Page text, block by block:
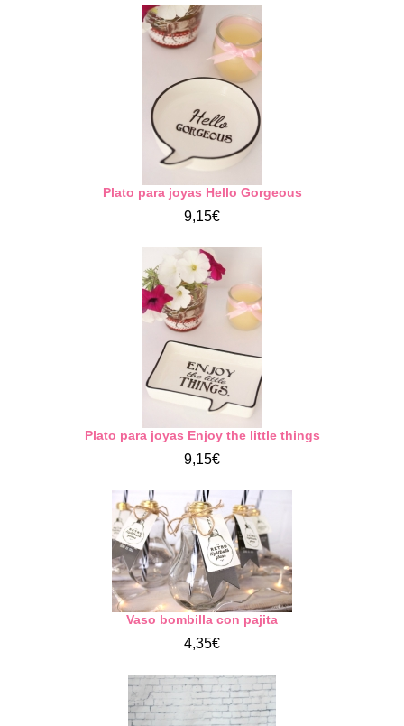
Plato para joyas Hello Gorgeous
9,15€
Plato para joyas Enjoy the little things
9,15€
Vaso bombilla con pajita
4,35€